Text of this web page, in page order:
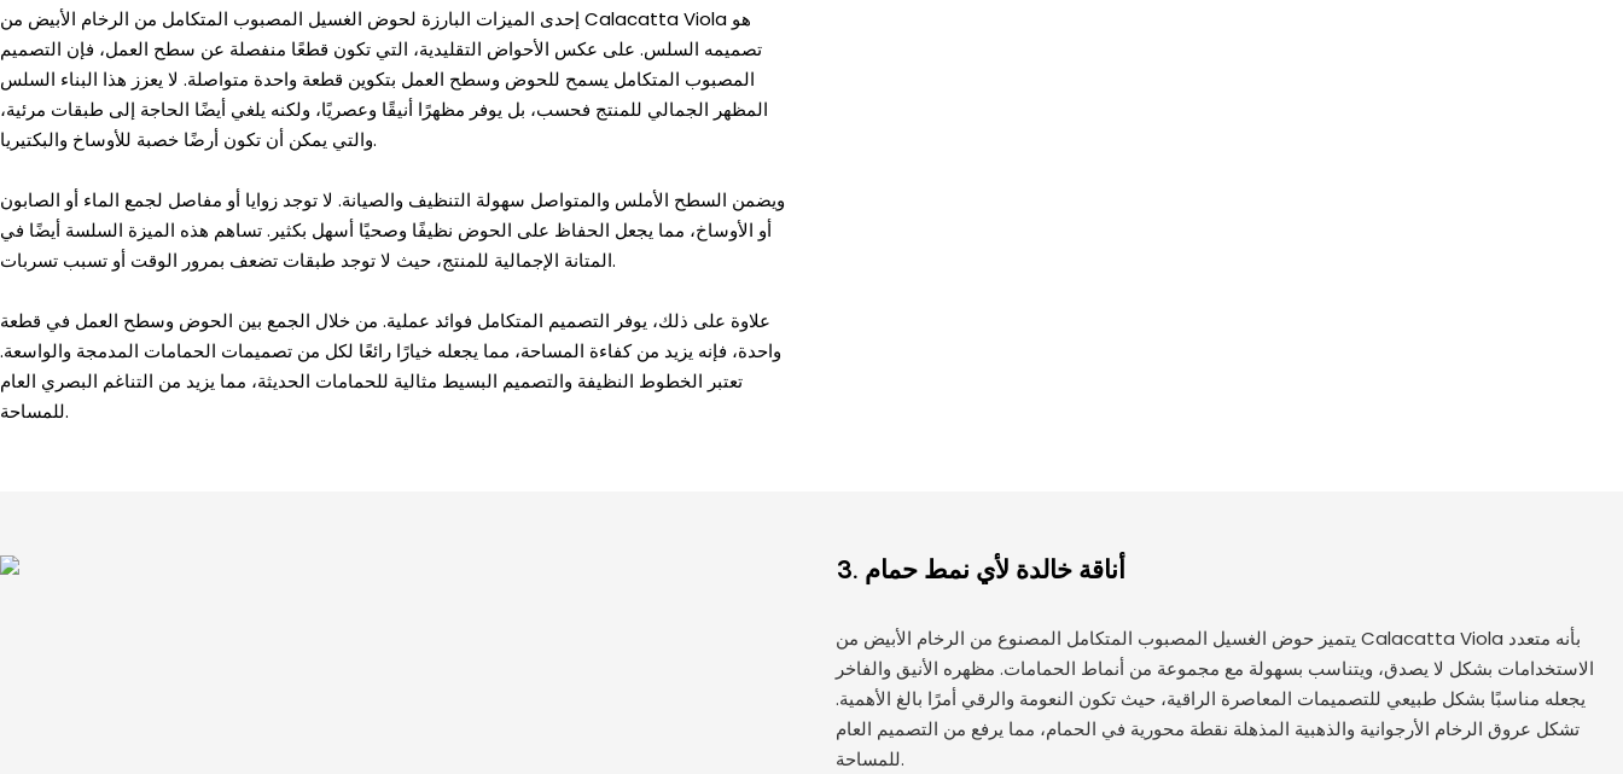
إحدى الميزات البارزة لحوض الغسيل المصبوب المتكامل من الرخام الأبيض من Calacatta Viola هو
تصميمه السلس. على عكس الأحواض التقليدية، التي تكون قطعًا منفصلة عن سطح العمل، فإن التصميم
المصبوب المتكامل يسمح للحوض وسطح العمل بتكوين قطعة واحدة متواصلة. لا يعزز هذا البناء السلس
المظهر الجمالي للمنتج فحسب، بل يوفر مظهرًا أنيقًا وعصريًا، ولكنه يلغي أيضًا الحاجة إلى طبقات مرئية،
والتي يمكن أن تكون أرضًا خصبة للأوساخ والبكتيريا.
ويضمن السطح الأملس والمتواصل سهولة التنظيف والصيانة. لا توجد زوايا أو مفاصل لجمع الماء أو الصابون
أو الأوساخ، مما يجعل الحفاظ على الحوض نظيفًا وصحيًا أسهل بكثير. تساهم هذه الميزة السلسة أيضًا في
المتانة الإجمالية للمنتج، حيث لا توجد طبقات تضعف بمرور الوقت أو تسبب تسربات.
علاوة على ذلك، يوفر التصميم المتكامل فوائد عملية. من خلال الجمع بين الحوض وسطح العمل في قطعة
واحدة، فإنه يزيد من كفاءة المساحة، مما يجعله خيارًا رائعًا لكل من تصميمات الحمامات المدمجة والواسعة.
تعتبر الخطوط النظيفة والتصميم البسيط مثالية للحمامات الحديثة، مما يزيد من التناغم البصري العام
للمساحة.
3. أناقة خالدة لأي نمط حمام
يتميز حوض الغسيل المصبوب المتكامل المصنوع من الرخام الأبيض من Calacatta Viola بأنه متعدد
الاستخدامات بشكل لا يصدق، ويتناسب بسهولة مع مجموعة من أنماط الحمامات. مظهره الأنيق والفاخر
يجعله مناسبًا بشكل طبيعي للتصميمات المعاصرة الراقية، حيث تكون النعومة والرقي أمرًا بالغ الأهمية.
تشكل عروق الرخام الأرجوانية والذهبية المذهلة نقطة محورية في الحمام، مما يرفع من التصميم العام
للمساحة.